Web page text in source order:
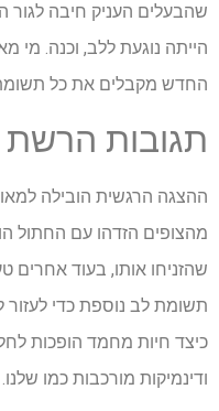
שהבעלים העניק חיבה לגור
הייתה נוגעת ללב, וכנה.
החדש מקבלים את כל
תגובות הרשת
ההצגה הרגשית הובילה
מהצופים הזדהו עם החתול
שהזניחו אותו, בעוד אחרים
תשומת לב נוספת כדי לעזור
כיצד חיות מחמד הופכות
ודינמיקות מורכבות כמו שלנו.